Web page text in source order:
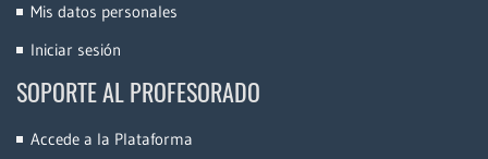
Mis datos personales
Iniciar sesión
SOPORTE AL PROFESORADO
Accede a la Plataforma